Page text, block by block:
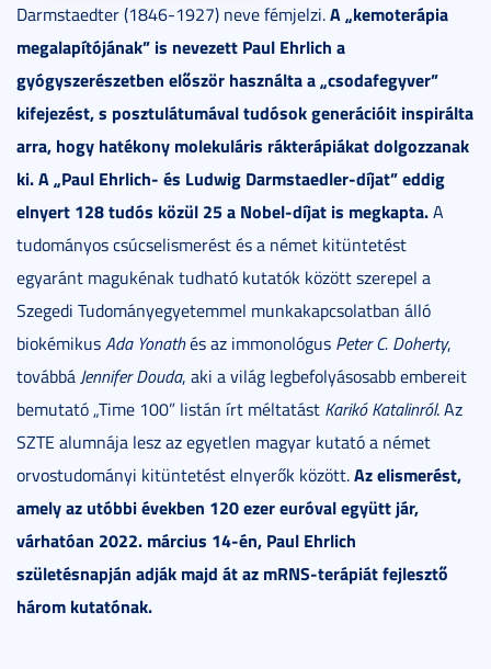
Darmstaedter (1846-1927) neve fémjelzi.A „kemoterápia
megalapítójának” is nevezett Paul Ehrlich a
gyógyszerészetben először használta a „csodafegyver”
kifejezést, s posztulátumával tudósok generációit inspirálta
arra, hogy hatékony molekuláris rákterápiákat dolgozzanak
ki. A „Paul Ehrlich- és Ludwig Darmstaedler-díjat” eddig
elnyert 128 tudós közül 25 a Nobel-díjat is megkapta.A
tudományos csúcselismerést és a német kitüntetést
egyaránt magukénak tudható kutatók között szerepel a
Szegedi Tudományegyetemmel munkakapcsolatban álló
biokémikusAda Yonathés az immonológus Peter C. Doherty,
továbbá Jennifer Douda, aki a világ legbefolyásosabb embereit
bemutató „Time 100” listán írt méltatást Karikó Katalinról. Az
SZTE alumnája lesz az egyetlen magyar kutató a német
orvostudományi kitüntetést elnyerők között.Az elismerést,
amely az utóbbi években 120 ezer euróval együtt jár,
várhatóan 2022. március 14-én, Paul Ehrlich
születésnapján adják majd át az mRNS-terápiát fejlesztő
három kutatónak.